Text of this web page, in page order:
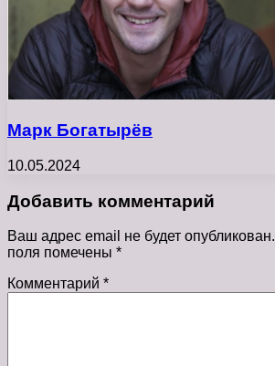
Марк Богатырёв
10.05.2024
Добавить комментарий
Ваш адрес email не будет опубликован.
поля помечены *
Комментарий *